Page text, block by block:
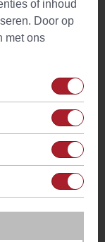
of inhoud
Door op
met ons